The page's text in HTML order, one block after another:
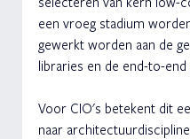
een vroeg stadium
gewerkt worden aan de
libraries en de end-to-end
Voor CIO's betekent dit
naar